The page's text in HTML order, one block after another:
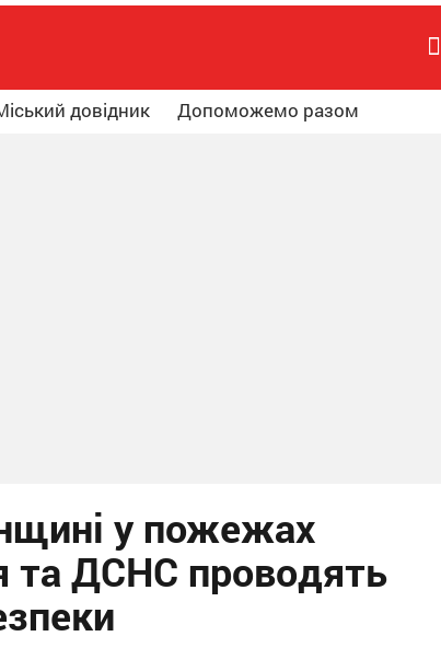
довідник Допоможемо разом
у пожежах
та ДСНС проводять